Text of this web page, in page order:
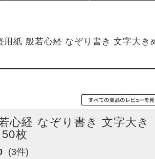
用紙 般若心経 なぞり書き 文字大き
心経 なぞり書き 文字大き
枚
(3件)